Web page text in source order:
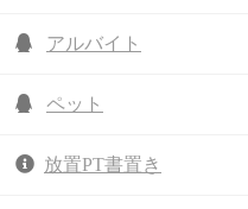
アルバイト
ペット
放置PT書置き